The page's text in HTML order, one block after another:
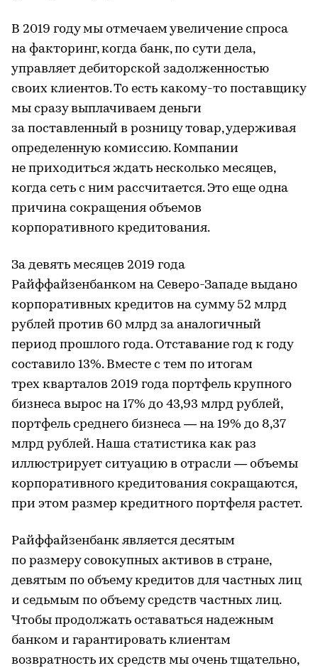
В 2019 году мы отмечаем увеличение спроса
на факторинг, когда банк, по сути дела,
управляет дебиторской задолженностью
своих клиентов. То есть какому-то поставщику
мы сразу выплачиваем деньги
за поставленный в розницу товар, удерживая
определенную комиссию. Компании
не приходиться ждать несколько месяцев,
когда сеть с ним рассчитается. Это еще одна
причина сокращения объемов
корпоративного кредитования.
За девять месяцев 2019 года
Райффайзенбанком на Северо-Западе выдано
корпоративных кредитов на сумму 52 млрд
рублей против 60 млрд за аналогичный
период прошлого года. Отставание год к году
составило 13%. Вместе с тем по итогам
трех кварталов 2019 года портфель крупного
бизнеса вырос на 17% до 43,93 млрд рублей,
портфель среднего бизнеса — на 19% до 8,37
млрд рублей. Наша статистика как раз
иллюстрирует ситуацию в отрасли — объемы
корпоративного кредитования сокращаются,
при этом размер кредитного портфеля растет.
Райффайзенбанк является десятым
по размеру совокупных активов в стране,
девятым по объему кредитов для частных лиц
и седьмым по объему средств частных лиц.
Чтобы продолжать оставаться надежным
банком и гарантировать клиентам
возвратность их средств мы очень тщательно,